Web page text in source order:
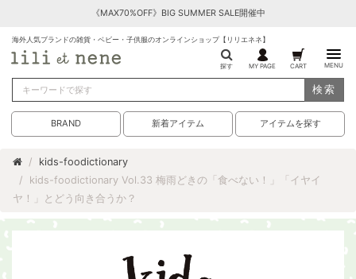
《MAX70%OFF》BIG SUMMER SALE開催中
海外人気ブランドの雑貨・ベビー・子供服のオンラインショップ【リリエネネ】
探す MY PAGE CART MENU
検索
BRAND 新着アイテム アイテムを探す
kids-foodictionary
kids-foodictionary Vol.33 梅雨どきの「食べない！」「イヤイ
ヤ！」とどう向き合うか？